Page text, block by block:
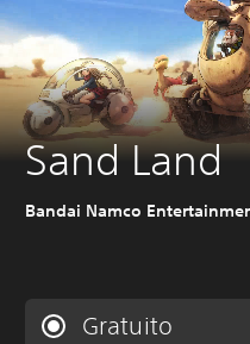
Sand Land
Bandai Namco
Gratuito